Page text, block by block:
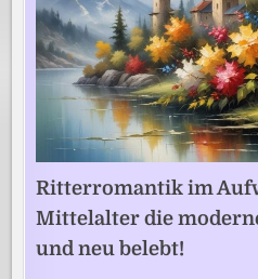
Ritterromantik im
Mittelalter die
und neu belebt!